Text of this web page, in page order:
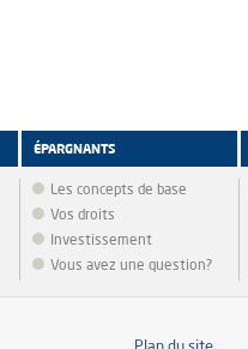
ÉPARGNANTS
Les concepts de base
Vos droits
Investissement
Vous avez une question?